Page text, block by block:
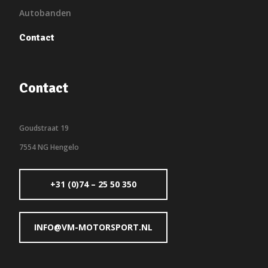
Autobanden
Contact
Contact
Goudstraat 19
7554 NG Hengelo
+31 (0)74 – 25 50 350
INFO@VM-MOTORSPORT.NL